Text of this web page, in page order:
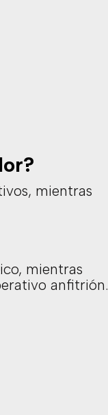
mientras
mientras
anfitrión.